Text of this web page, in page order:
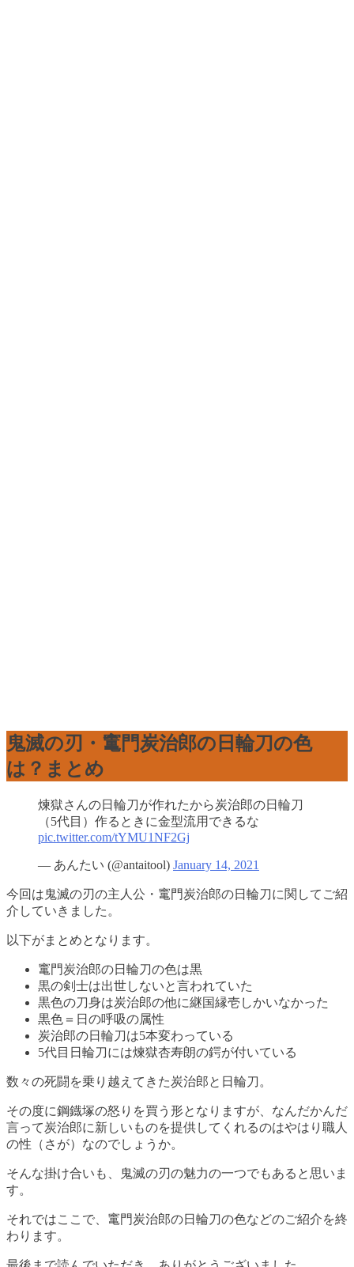
鬼滅の刃・竃門炭治郎の日輪刀の色
は？まとめ
煉獄さんの日輪刀が作れたから炭治郎の日輪刀
（5代目）作るときに金型流用できるな
pic.twitter.com/tYMU1NF2Gj
— あんたい (@antaitool) January 14, 2021
今回は鬼滅の刃の主人公・竃門炭治郎の日輪刀に関してご紹
介していきました。
以下がまとめとなります。
竃門炭治郎の日輪刀の色は黒
黒の剣士は出世しないと言われていた
黒色の刀身は炭治郎の他に継国縁壱しかいなかった
黒色＝日の呼吸の属性
炭治郎の日輪刀は5本変わっている
5代目日輪刀には煉獄杏寿朗の鍔が付いている
数々の死闘を乗り越えてきた炭治郎と日輪刀。
その度に鋼鐡塚の怒りを買う形となりますが、なんだかんだ
言って炭治郎に新しいものを提供してくれるのはやはり職人
の性（さが）なのでしょうか。
そんな掛け合いも、鬼滅の刃の魅力の一つでもあると思いま
す。
それではここで、竃門炭治郎の日輪刀の色などのご紹介を終
わります。